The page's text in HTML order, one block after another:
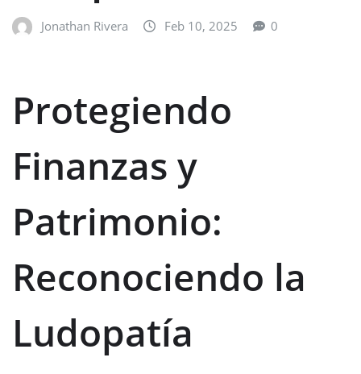
Jonathan Rivera Feb 10, 2025 0
Protegiendo
Finanzas y
Patrimonio:
Reconociendo la
Ludopatía